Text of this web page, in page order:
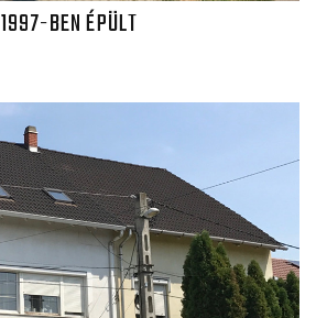
1997-BEN ÉPÜLT